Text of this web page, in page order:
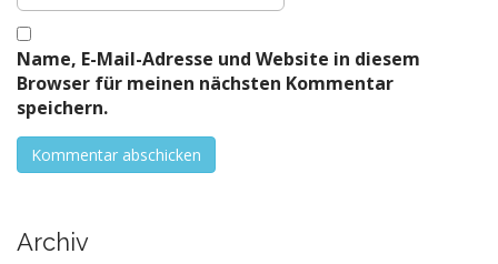
Name, E-Mail-Adresse und Website in diesem
Browser für meinen nächsten Kommentar
speichern.
Archiv